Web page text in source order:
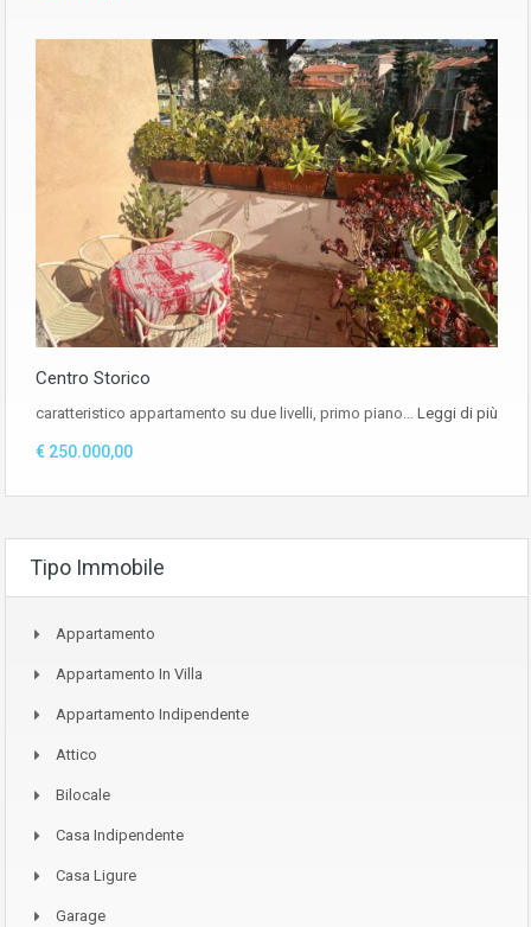
Centro Storico
caratteristico appartamento su due livelli, primo piano… Leggi di più
€ 250.000,00
Tipo Immobile
Appartamento
Appartamento In Villa
Appartamento Indipendente
Attico
Bilocale
Casa Indipendente
Casa Ligure
Garage